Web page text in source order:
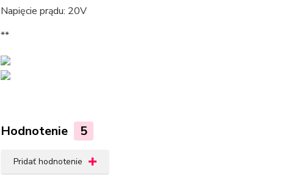
Napięcie prądu: 20V
**
Hodnotenie 5
Pridať hodnotenie